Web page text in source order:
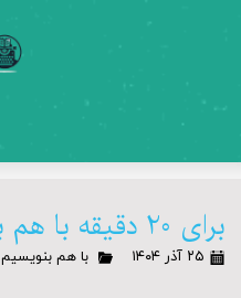
برای 20 دقیقه با هم بنویسیم!
۲۵ آذر ۱۴۰۴ با هم بنویسیم